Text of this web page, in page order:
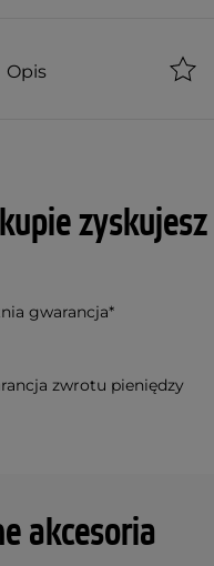
Opis
zyskujesz
gwarancja*
zwrotu pieniędzy
akcesoria